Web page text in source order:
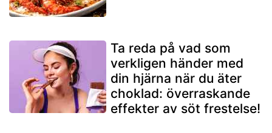
Ta reda på vad som
verkligen händer med
din hjärna när du äter
choklad: överraskande
effekter av söt frestelse!